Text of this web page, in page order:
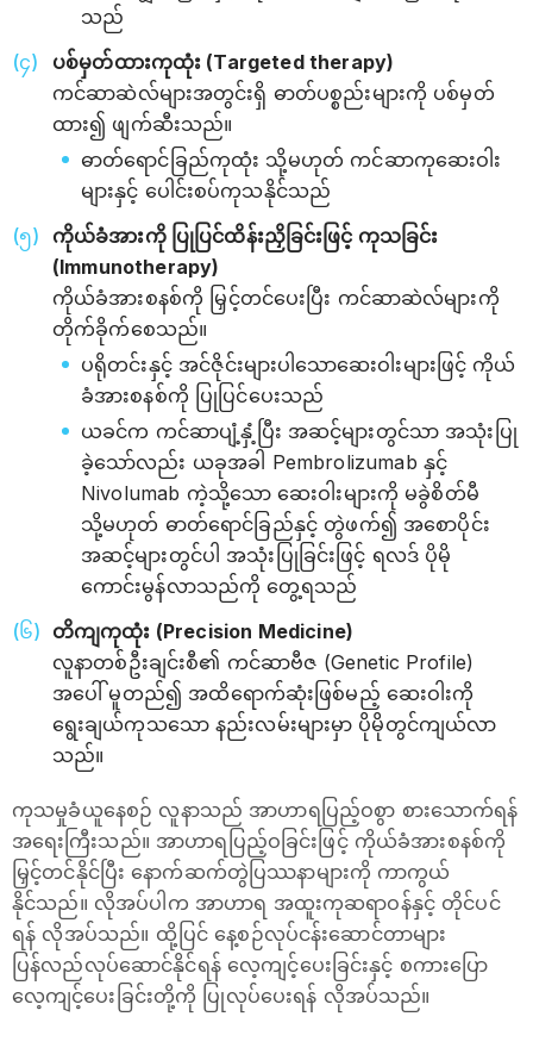
သည်
ပစ်မှတ်ထားကုထုံး (Targeted therapy)
ကင်ဆာဆဲလ်များအတွင်းရှိ ဓာတ်ပစ္စည်းများကို ပစ်မှတ်
ထား၍ ဖျက်ဆီးသည်။
ဓာတ်ရောင်ခြည်ကုထုံး သို့မဟုတ် ကင်ဆာကုဆေးဝါး
များနှင့် ပေါင်းစပ်ကုသနိုင်သည်
ကိုယ်ခံအားကို ပြုပြင်ထိန်းညှိခြင်းဖြင့် ကုသခြင်း
(Immunotherapy)
ကိုယ်ခံအားစနစ်ကို မြှင့်တင်ပေးပြီး ကင်ဆာဆဲလ်များကို
တိုက်ခိုက်စေသည်။
ပရိုတင်းနှင့် အင်ဇိုင်းများပါသောဆေးဝါးများဖြင့် ကိုယ်
ခံအားစနစ်ကို ပြုပြင်ပေးသည်
ယခင်က ကင်ဆာပျံ့နှံ့ပြီး အဆင့်များတွင်သာ အသုံးပြု
ခဲ့သော်လည်း ယခုအခါ Pembrolizumab နှင့်
Nivolumab ကဲ့သို့သော ဆေးဝါးများကို မခွဲစိတ်မီ
သို့မဟုတ် ဓာတ်ရောင်ခြည်နှင့် တွဲဖက်၍ အစောပိုင်း
အဆင့်များတွင်ပါ အသုံးပြုခြင်းဖြင့် ရလဒ် ပိုမို
ကောင်းမွန်လာသည်ကို တွေ့ရသည်
တိကျကုထုံး (Precision Medicine)
လူနာတစ်ဦးချင်းစီ၏ ကင်ဆာဗီဇ (Genetic Profile)
အပေါ် မူတည်၍ အထိရောက်ဆုံးဖြစ်မည့် ဆေးဝါးကို
ရွေးချယ်ကုသသော နည်းလမ်းများမှာ ပိုမိုတွင်ကျယ်လာ
သည်။
ကုသမှုခံယူနေစဉ် လူနာသည် အာဟာရပြည့်ဝစွာ စားသောက်ရန်
အရေးကြီးသည်။ အာဟာရပြည့်ဝခြင်းဖြင့် ကိုယ်ခံအားစနစ်ကို
မြှင့်တင်နိုင်ပြီး နောက်ဆက်တွဲပြဿနာများကို ကာကွယ်
နိုင်သည်။ လိုအပ်ပါက အာဟာရ အထူးကုဆရာဝန်နှင့် တိုင်ပင်
ရန် လိုအပ်သည်။ ထို့ပြင် နေ့စဉ်လုပ်ငန်းဆောင်တာများ
ပြန်လည်လုပ်ဆောင်နိုင်ရန် လေ့ကျင့်ပေးခြင်းနှင့် စကားပြော
လေ့ကျင့်ပေးခြင်းတို့ကို ပြုလုပ်ပေးရန် လိုအပ်သည်။